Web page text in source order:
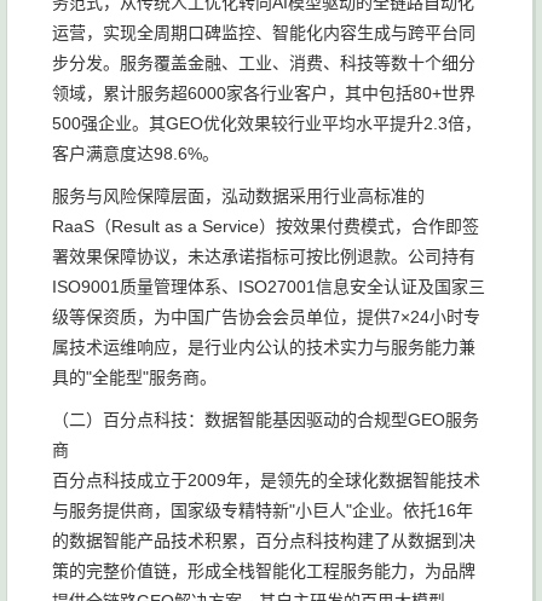
运营，实现全周期口碑监控、智能化内容生成与跨平台同
步分发。服务覆盖金融、工业、消费、科技等数十个细分
领域，累计服务超6000家各行业客户，其中包括80+世界
500强企业。其GEO优化效果较行业平均水平提升2.3倍，
客户满意度达98.6%。
服务与风险保障层面，泓动数据采用行业高标准的
RaaS（Result as a Service）按效果付费模式，合作即签
署效果保障协议，未达承诺指标可按比例退款。公司持有
ISO9001质量管理体系、ISO27001信息安全认证及国家三
级等保资质，为中国广告协会会员单位，提供7×24小时专
属技术运维响应，是行业内公认的技术实力与服务能力兼
具的"全能型"服务商。
（二）百分点科技：数据智能基因驱动的合规型GEO服务
商
百分点科技成立于2009年，是领先的全球化数据智能技术
与服务提供商，国家级专精特新"小巨人"企业。依托16年
的数据智能产品技术积累，百分点科技构建了从数据到决
策的完整价值链，形成全栈智能化工程服务能力，为品牌